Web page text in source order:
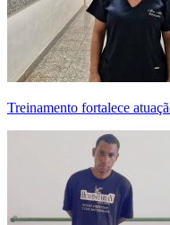
Treinamento fortalece